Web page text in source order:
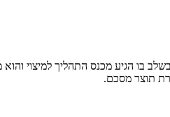
בו הגיע מכנס התהליך למיצוי
תוצר מסכם.